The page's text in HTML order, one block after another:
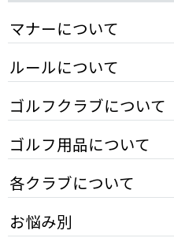
マナーについて
ルールについて
ゴルフクラブについて
ゴルフ用品について
各クラブについて
お悩み別